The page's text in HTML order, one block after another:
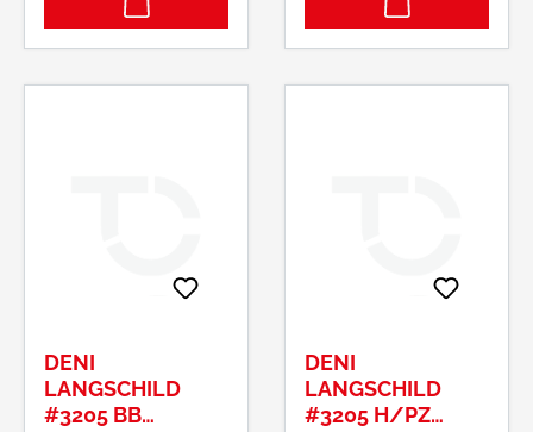
DENI
LANGSCHILD
#3205 BB
DENI
LANGSCHILD
#3205 H/PZ